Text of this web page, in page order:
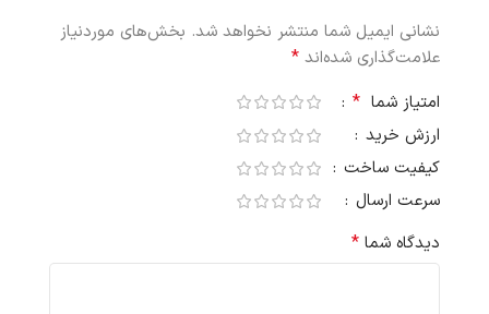
نشانی ایمیل شما منتشر نخواهد شد. بخش‌های موردنیاز
علامت‌گذاری شده‌اند *
امتیاز شما *
ارزش خرید
کیفیت ساخت
سرعت ارسال
دیدگاه شما *